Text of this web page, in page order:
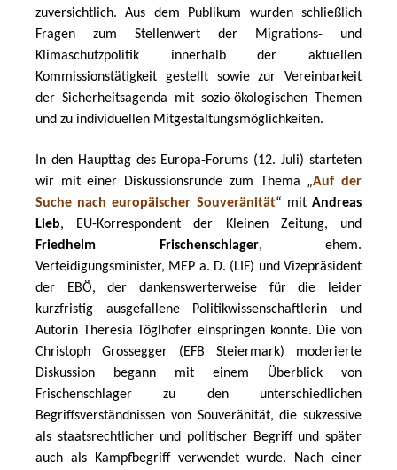
zuversichtlich. Aus dem Publikum wurden schließlich
Fragen zum Stellenwert der Migrations- und
Klimaschutzpolitik innerhalb der aktuellen
Kommissionstätigkeit gestellt sowie zur Vereinbarkeit
der Sicherheitsagenda mit sozio-ökologischen Themen
und zu individuellen Mitgestaltungsmöglichkeiten.
In den Haupttag des Europa-Forums (12. Juli) starteten
wir mit einer Diskussionsrunde zum Thema „Auf der
Suche nach europäischer Souveränität“ mit Andreas
Lieb
Friedhelm Frischenschlager, ehem.
Verteidigungsminister, MEP a. D. (LIF) und Vizepräsident
der EBÖ, der dankenswerterweise für die leider
kurzfristig ausgefallene Politikwissenschaftlerin und
Autorin Theresia Töglhofer einspringen konnte. Die von
Christoph Grossegger (EFB Steiermark) moderierte
Diskussion begann mit einem Überblick von
Frischenschlager zu den unterschiedlichen
Begriffsverständnissen von Souveränität, die sukzessive
als staatsrechtlicher und politischer Begriff und später
auch als Kampfbegriff verwendet wurde. Nach einer